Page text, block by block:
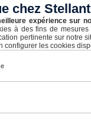
chez
expérience sur
à des fins de
pertinente sur notre
configurer les cookies